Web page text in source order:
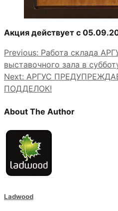
Акция действует с
Previous: Работа склада
выставочного зала в
Next: АРГУС
ПОДДЕЛОК!
About The Author
Ladwood